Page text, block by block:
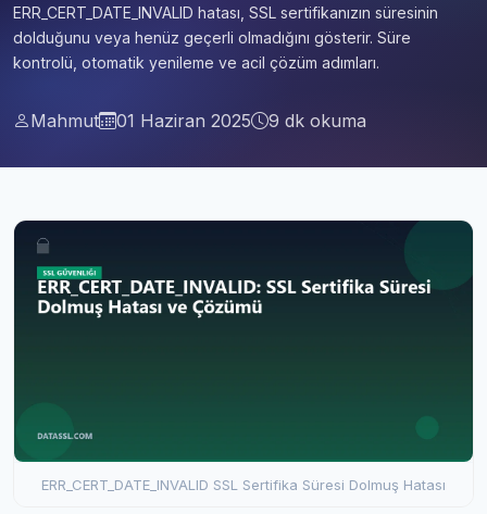
ERR_CERT_DATE_INVALID hatası, SSL sertifikanızın süresinin
dolduğunu veya henüz geçerli olmadığını gösterir. Süre
kontrolü, otomatik yenileme ve acil çözüm adımları.
Mahmut 01 Haziran 2025 9 dk okuma
ERR_CERT_DATE_INVALID SSL Sertifika Süresi Dolmuş Hatası